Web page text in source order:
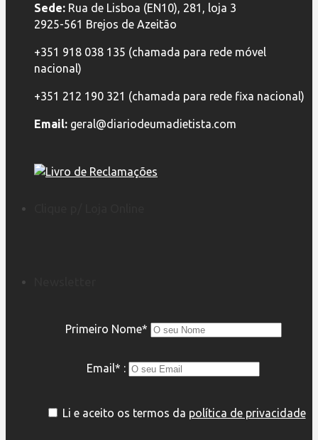
Sede: Rua de Lisboa (EN10), 281, loja 3
2925-561 Brejos de Azeitão
+351 918 038 135 (chamada para rede móvel
nacional)
+351 212 190 321 (chamada para rede fixa nacional)
Email: geral@diariodeumadietista.com
Primeiro Nome*
Email* :
Li e aceito os termos da política de privacidade